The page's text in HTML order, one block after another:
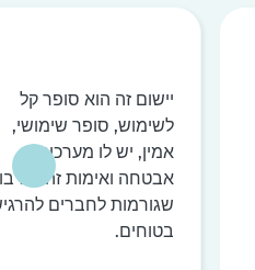
יישום זה הוא סופר קל
לשימוש, סופר שימושי,
אמין, יש לו מערכות
אבטחה ואימות זהות
שגורמות לחברים
בטוחים.